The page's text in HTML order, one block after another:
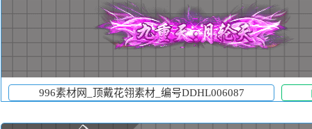
996素材网_顶戴花翎素材_编号DDHL006087